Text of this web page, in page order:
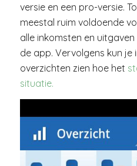
versie en een pro-versie.
meestal ruim voldoende
alle inkomsten en
de app. Vervolgens kun je
overzichten zien hoe het
situatie.